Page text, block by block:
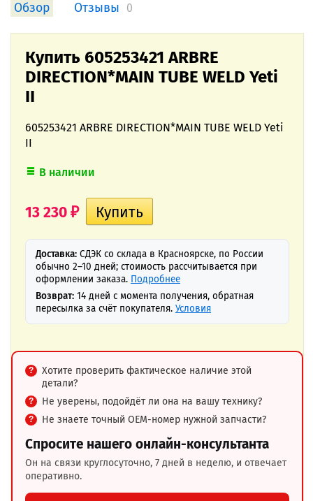
Обзор Отзывы 0
Купить 605253421 ARBRE
DIRECTION*MAIN TUBE WELD Yeti
II
605253421 ARBRE DIRECTION*MAIN TUBE WELD Yeti
II
В наличии
13 230 ₽
Доставка: СДЭК со склада в Красноярске, по России
обычно 2–10 дней; стоимость рассчитывается при
оформлении заказа. Подробнее
Возврат: 14 дней с момента получения, обратная
пересылка за счёт покупателя. Условия
Хотите проверить фактическое наличие этой
детали?
Не уверены, подойдёт ли она на вашу технику?
Не знаете точный OEM-номер нужной запчасти?
Спросите нашего онлайн-консультанта
Он на связи круглосуточно, 7 дней в неделю, и отвечает
оперативно.